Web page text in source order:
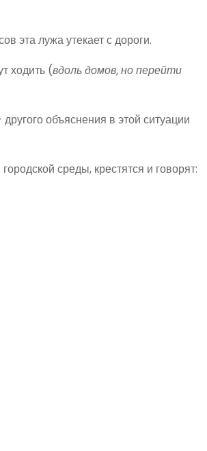
эта лужа утекает с дороги.
ходить (вдоль домов, но перейти
объяснения в этой ситуации
среды, крестятся и говорят: